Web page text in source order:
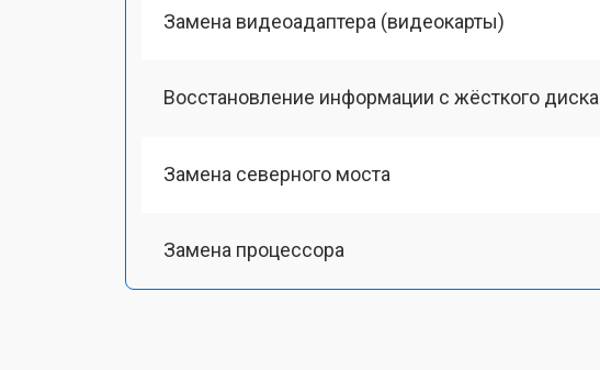
Замена видеоадаптера (видеокарты)
Восстановление информации с жёсткого диска
Замена северного моста
Замена процессора